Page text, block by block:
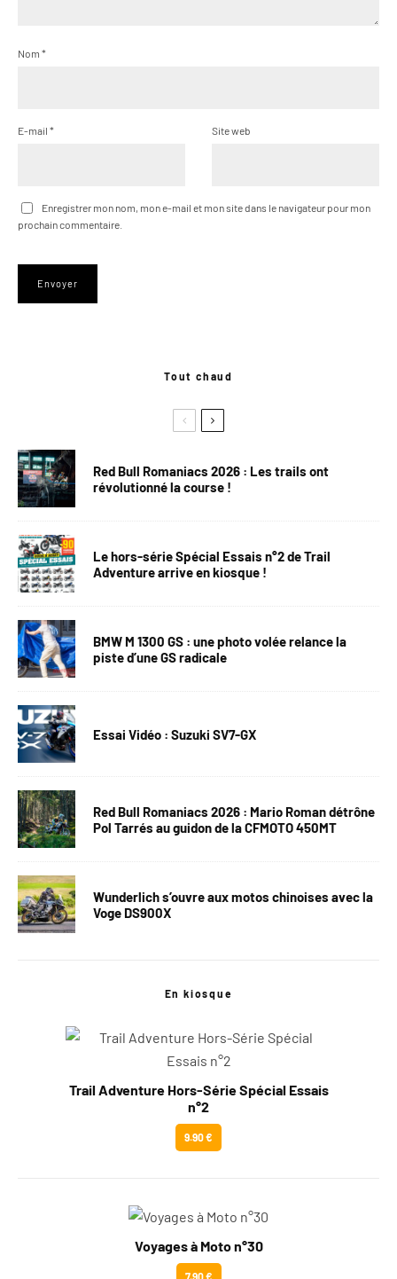
Nom *
E-mail * Site web
Enregistrer mon nom, mon e-mail et mon site dans le navigateur pour mon
prochain commentaire.
Tout chaud
Red Bull Romaniacs 2026 : Les trails ont
révolutionné la course !
Le hors-série Spécial Essais n°2 de Trail
Adventure arrive en kiosque !
BMW M 1300 GS : une photo volée relance la
piste d’une GS radicale
Essai Vidéo : Suzuki SV7-GX
Red Bull Romaniacs 2026 : Mario Roman détrône
Pol Tarrés au guidon de la CFMOTO 450MT
Wunderlich s’ouvre aux motos chinoises avec la
Voge DS900X
En kiosque
Trail Adventure Hors-Série Spécial Essais
n°2
9.90 €
Voyages à Moto n°30